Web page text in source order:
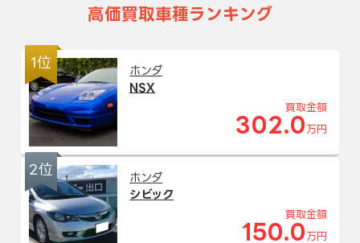
高価買取車種ランキング
1位
ホンダ
NSX
買取金額
302.0 万円
2位
ホンダ
シビック
買取金額
150.0 万円